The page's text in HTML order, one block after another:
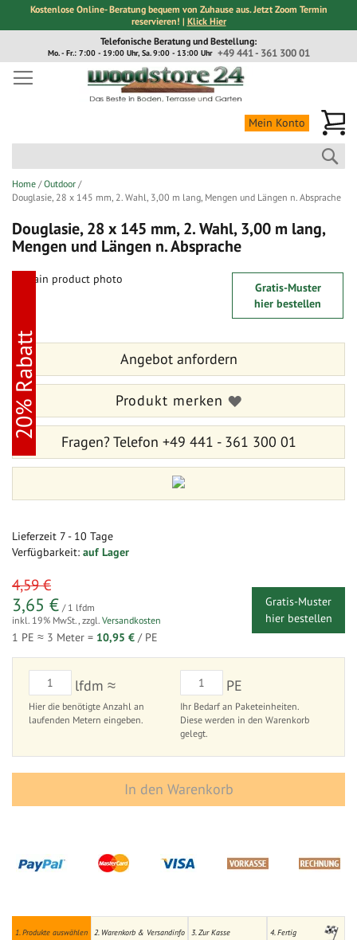
Kostenlose Online- Beratung bequem von Zuhause aus. Jetzt Zoom Termin
reservieren! | Klick Hier
Inhalt
Telefonische Beratung und Bestellung:
+49 441 - 361 300 01
Mo. - Fr.: 7:00 - 19:00 Uhr, Sa. 9:00 - 13:00 Uhr
Mein Konto
Home
Outdoor
Douglasie, 28 x 145 mm, 2. Wahl, 3,00 m lang, Mengen und Längen n. Absprache
1. Produkte auswählen 2. Warenkorb & Versandinfo 3. Zur Kasse 4. Fertig
Douglasie, 28 x 145 mm, 2. Wahl, 3,00 m lang,
Mengen und Längen n. Absprache
Lieferzeit 7 - 10 Tage
Verfügbarkeit: auf Lager
sonderangebot
4,59 €
3,65 € / 1 lfdm
inkl. 19% MwSt., zzgl. Versandkosten
1 PE ≈ 3 Meter = 10,95 € / PE
Gratis-Muster
hier bestellen
lfdm ≈
Hier die benötigte Anzahl an
laufenden Metern eingeben.
PE
Ihr Bedarf an Paketeinheiten.
Diese werden in den Warenkorb
gelegt.
In den Warenkorb
Gratis-Muster
hier bestellen
20% Rabatt
springen
Bildergalerie
springen
Angebot anfordern
Produkt merken
Fragen?Telefon +49 441 - 361 300 01